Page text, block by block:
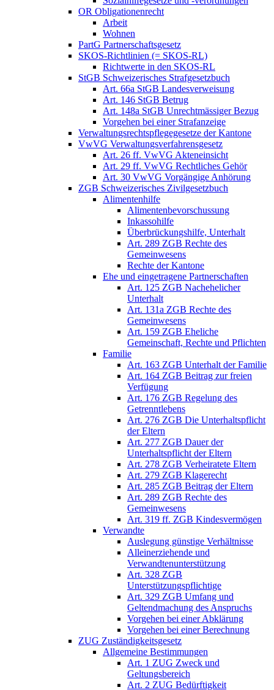
OR Obligationenrecht
Arbeit
Wohnen
PartG Partnerschaftsgesetz
SKOS-Richtlinien (= SKOS-RL)
Richtwerte in den SKOS-RL
StGB Schweizerisches Strafgesetzbuch
Art. 66a StGB Landesverweisung
Art. 146 StGB Betrug
Art. 148a StGB Unrechtmässiger Bezug
Vorgehen bei einer Strafanzeige
Verwaltungsrechtspflegegesetze der Kantone
VwVG Verwaltungsverfahrensgesetz
Art. 26 ff. VwVG Akteneinsicht
Art. 29 ff. VwVG Rechtliches Gehör
Art. 30 VwVG Vorgängige Anhörung
ZGB Schweizerisches Zivilgesetzbuch
Alimentenhilfe
Alimentenbevorschussung
Inkassohilfe
Überbrückungshilfe, Unterhalt
Art. 289 ZGB Rechte des
Gemeinwesens
Rechte der Kantone
Ehe und eingetragene Partnerschaften
Art. 125 ZGB Nachehelicher
Unterhalt
Art. 131a ZGB Rechte des
Gemeinwesens
Art. 159 ZGB Eheliche
Gemeinschaft, Rechte und Pflichten
Familie
Art. 163 ZGB Unterhalt der Familie
Art. 164 ZGB Beitrag zur freien
Verfügung
Art. 176 ZGB Regelung des
Getrenntlebens
Art. 276 ZGB Die Unterhaltspflicht
der Eltern
Art. 277 ZGB Dauer der
Unterhaltspflicht der Eltern
Art. 278 ZGB Verheiratete Eltern
Art. 279 ZGB Klagerecht
Art. 285 ZGB Beitrag der Eltern
Art. 289 ZGB Rechte des
Gemeinwesens
Art. 319 ff. ZGB Kindesvermögen
Verwandte
Auslegung günstige Verhältnisse
Alleinerziehende und
Verwandtenunterstützung
Art. 328 ZGB
Unterstützungspflichtige
Art. 329 ZGB Umfang und
Geltendmachung des Anspruchs
Vorgehen bei einer Abklärung
Vorgehen bei einer Berechnung
ZUG Zuständigkeitsgesetz
Allgemeine Bestimmungen
Art. 1 ZUG Zweck und
Geltungsbereich
Art. 2 ZUG Bedürftigkeit